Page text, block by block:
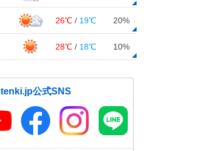
26℃ / 19℃ 20%
28℃ / 18℃ 10%
tenki.jp公式SNS